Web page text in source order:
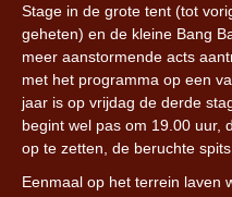
Stage in de grote tent (tot
geheten) en de kleine Bang
meer aanstormende acts
met het programma op een
jaar is op vrijdag de derde
begint wel pas om 19.00 uur,
op te zetten, de beruchte
Eenmaal op het terrein laven